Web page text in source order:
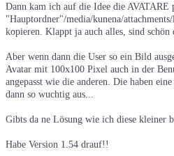
Dann kam ich auf die Idee die AVATARE
"Hauptordner"/media/kunena/
kopieren. Klappt ja auch alles, sind schön
Aber wenn dann die User so ein Bild
Avatar mit 100x100 Pixel auch in der
angepasst wie die anderen. Die haben
dann so wuchtig aus...
Gibts da ne Lösung wie ich diese kleiner
Habe Version 1.54 drauf!!